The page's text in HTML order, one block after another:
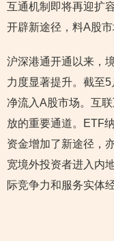
互通机制即将再迎扩
开辟新途径，料A股市
沪深港通开通以来，
力度显著提升。截至
净流入A股市场。互
放的重要通道。ETF
资金增加了新途径，
宽境外投资者进入内
际竞争力和服务实体